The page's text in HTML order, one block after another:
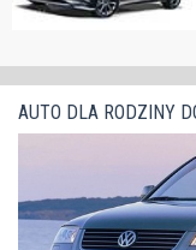
silnikiem
ale również wyższe
japońskiego
AUTO DLA RODZINY